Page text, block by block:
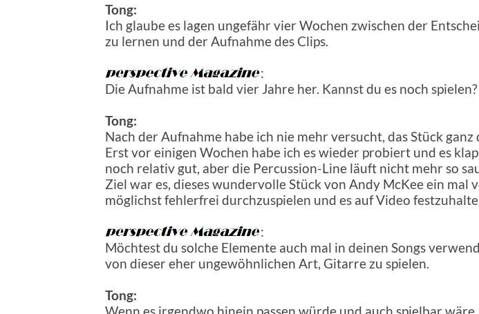
Tong:
Ich glaube es lagen ungefähr vier Wochen zwischen der
zu lernen und der Aufnahme des Clips.
:
Die Aufnahme ist bald vier Jahre her. Kannst du es noch spielen?
Tong:
Nach der Aufnahme habe ich nie mehr versucht, das Stück ganz
Erst vor einigen Wochen habe ich es wieder probiert und es
noch relativ gut, aber die Percussion-Line läuft nicht mehr so
Ziel war es, dieses wundervolle Stück von Andy McKee ein mal
möglichst fehlerfrei durchzuspielen und es auf Video
:
Möchtest du solche Elemente auch mal in deinen Songs
von dieser eher ungewöhnlichen Art, Gitarre zu spielen.
Tong:
Wenn es irgendwo hinein passen würde und auch spielbar